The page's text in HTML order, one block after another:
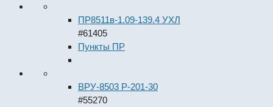
ПР8511в-1.09-139.4 УХЛ
#61405
Пункты ПР
ВРУ-8503 Р-201-30
#55270